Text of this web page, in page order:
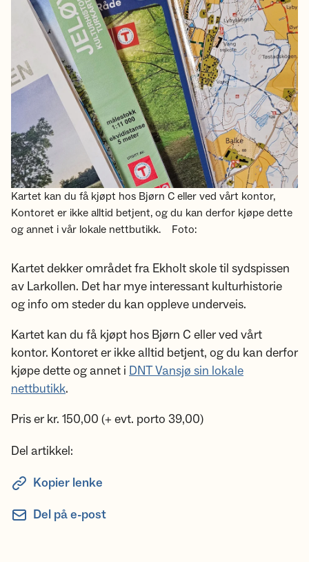
Kartet kan du få kjøpt hos Bjørn C eller ved vårt kontor,
Kontoret er ikke alltid betjent, og du kan derfor kjøpe dette
og annet i vår lokale nettbutikk.
Foto:
Kartet dekker området fra Ekholt skole til sydspissen
av Larkollen. Det har mye interessant kulturhistorie
og info om steder du kan oppleve underveis.
Kartet kan du få kjøpt hos Bjørn C eller ved vårt
kontor. Kontoret er ikke alltid betjent, og du kan derfor
kjøpe dette og annet i DNT Vansjø sin lokale
nettbutikk.
Pris er kr. 150,00 (+ evt. porto 39,00)
Del artikkel:
Kopier lenke
Del på e-post